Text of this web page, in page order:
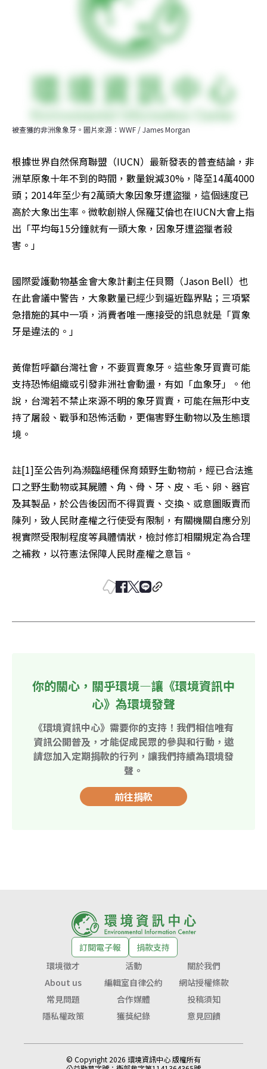
被查獲的非洲象象牙。圖片來源：WWF / James Morgan
根據世界自然保育聯盟（IUCN）最新發表的普查結論，非
洲草原象十年不到的時間，數量銳減30%，降至14萬4000
頭；2014年至少有2萬頭大象因象牙遭盜獵，這個速度已
高於大象出生率。微軟創辦人保羅艾倫也在IUCN大會上指
出「平均每15分鐘就有一頭大象，因象牙遭盜獵者殺
害。」
國際愛護動物基金會大象計劃主任貝爾（Jason Bell）也
在此會議中警告，大象數量已經少到逼近臨界點；三項緊
急措施的其中一項，消費者唯一應接受的訊息就是「買象
牙是違法的。」
黃偉哲呼籲台灣社會，不要買賣象牙。這些象牙買賣可能
支持恐怖組織或引發非洲社會動盪，有如「血象牙」。他
說，台灣若不禁止來源不明的象牙買賣，可能在無形中支
持了屠殺、戰爭和恐怖活動，更傷害野生動物以及生態環
境。
註[1]至公告列為瀕臨絕種保育類野生動物前，經已合法進
口之野生動物或其屍體、角、骨、牙、皮、毛、卵、器官
及其製品，於公告後因而不得買賣、交換、或意圖販賣而
陳列，致人民財產權之行使受有限制，有關機關自應分別
視實際受限制程度等具體情狀，檢討修訂相關規定為合理
之補救，以符憲法保障人民財產權之意旨。
你的關心，關乎環境—讓《環境資訊中
心》為環境發聲
《環境資訊中心》需要你的支持！我們相信唯有
資訊公開普及，才能促成民眾的參與和行動，邀
請您加入定期捐款的行列，讓我們持續為環境發
聲。
前往捐款
訂閱電子報
捐款支持
環境徵才
活動
關於我們
About us
編輯室自律公約
網站授權條款
常見問題
合作媒體
投稿須知
隱私權政策
獲獎紀錄 意見回饋
© Copyright 2026 環境資訊中心 版權所有